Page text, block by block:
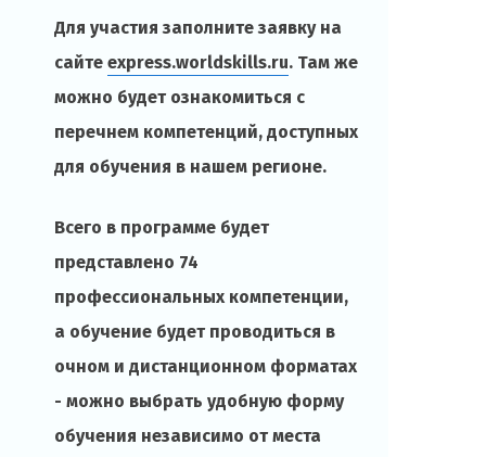
Для участия заполните заявку на
сайте express.worldskills.ru. Там же
можно будет ознакомиться с
перечнем компетенций, доступных
для обучения в нашем регионе.
Всего в программе будет
представлено 74
профессиональных компетенции,
а обучение будет проводиться в
очном и дистанционном форматах
- можно выбрать удобную форму
обучения независимо от места